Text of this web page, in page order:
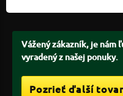
Vážený zákazník, je nám
vyradený z našej ponuky.
Pozrieť ďalší